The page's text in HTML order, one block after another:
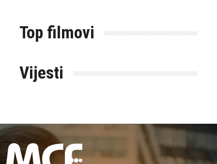
Top filmovi
Vijesti